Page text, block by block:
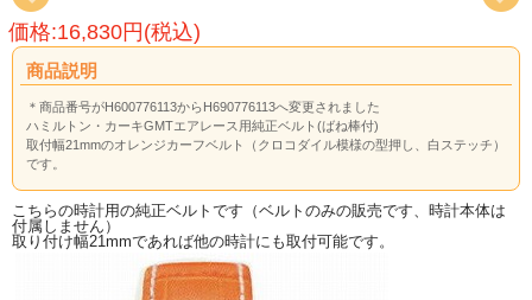
価格:16,830円(税込)
商品説明
＊商品番号がH600776113からH690776113へ変更されました
ハミルトン・カーキGMTエアレース用純正ベルト(ばね棒付)
取付幅21mmのオレンジカーフベルト（クロコダイル模様の型押し、白ステッチ）
です。
こちらの時計用の純正ベルトです（ベルトのみの販売です、時計本体は
付属しません）
取り付け幅21mmであれば他の時計にも取付可能です。